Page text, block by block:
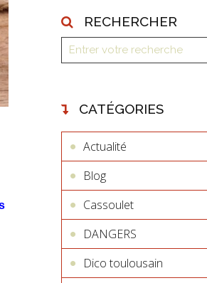
RECHERCHER
CATÉGORIES
Actualité
Blog
Cassoulet
DANGERS
Dico toulousain